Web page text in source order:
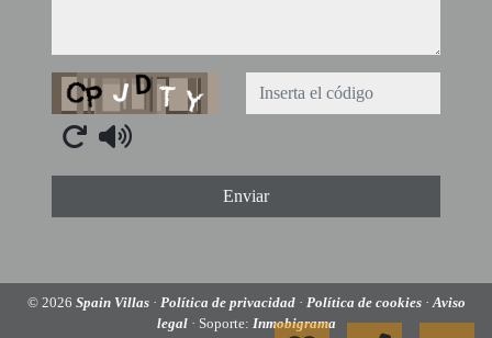
Captcha
Enviar
© 2026 Spain Villas · Política de privacidad · Política de cookies ·Aviso
legal · Soporte: Inmobigrama